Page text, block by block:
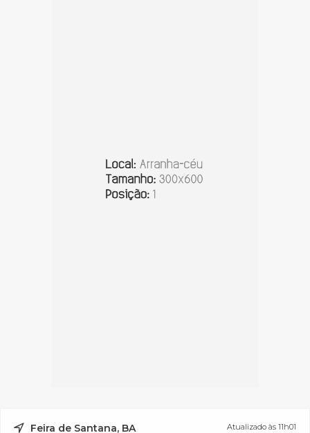
Feira de Santana, BA Atualizado às 11h01